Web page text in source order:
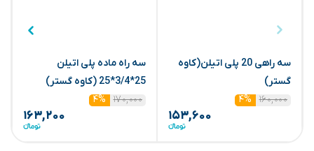
سه راهی 20 پلی اتیلن(کاوه
گستر)
۱۶۰,۰۰۰
۴%
۱۵۳,۶۰۰
سه راه ماده پلی اتیلن
25*3/4*25 (کاوه گستر)
۱۷۰,۰۰۰
۴%
۱۶۳,۲۰۰